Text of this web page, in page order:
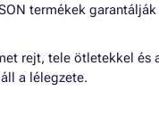
termékek garantálják
rejt, tele ötletekkel és
a lélegzete.